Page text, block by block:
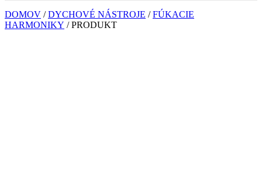
DOMOV /DYCHOVÉ NÁSTROJE /FÚKACIE
HARMONIKY / PRODUKT